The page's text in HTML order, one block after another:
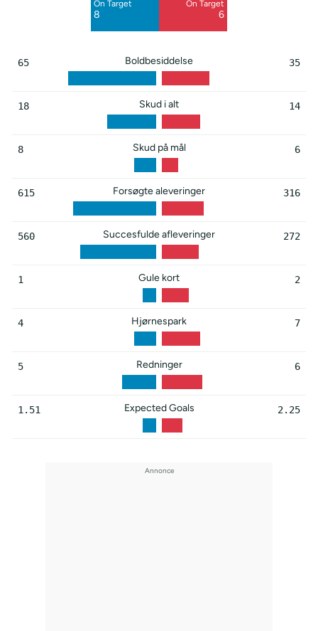
On Target
8
On Target
6
65 Boldbesiddelse 35
18 Skud i alt 14
8 Skud på mål 6
615 Forsøgte aleveringer 316
560 Succesfulde afleveringer 272
1 Gule kort 2
4 Hjørnespark 7
5 Redninger 6
1.51 Expected Goals 2.25